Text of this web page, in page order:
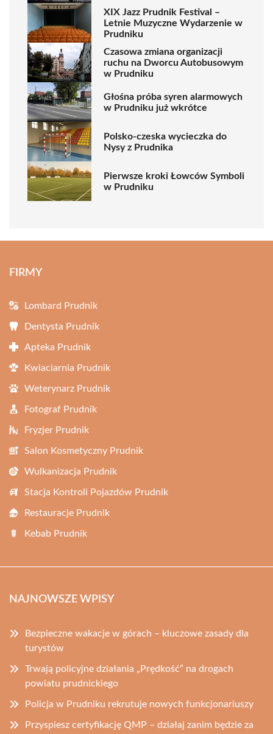
XIX Jazz Prudnik Festival –
Letnie Muzyczne Wydarzenie w
Prudniku
Czasowa zmiana organizacji
ruchu na Dworcu Autobusowym
w Prudniku
Głośna próba syren alarmowych
w Prudniku już wkrótce
Polsko-czeska wycieczka do
Nysy z Prudnika
Pierwsze kroki Łowców Symboli
w Prudniku
FIRMY
Lombard Prudnik
Dentysta Prudnik
Apteka Prudnik
Kwiaciarnia Prudnik
Weterynarz Prudnik
Fotograf Prudnik
Fryzjer Prudnik
Salon Kosmetyczny Prudnik
Wulkanizacja Prudnik
Stacja Kontroli Pojazdów Prudnik
Restauracje Prudnik
Kebab Prudnik
NAJNOWSZE WPISY
Bezpieczne wakacje w górach – kluczowe zasady dla
turystów
Trwają policyjne działania „Prędkość” na drogach
powiatu prudnickiego
Policja w Prudniku rekrutuje nowych funkcjonariuszy
Przyspiesz certyfikację QMP – działaj zanim będzie za